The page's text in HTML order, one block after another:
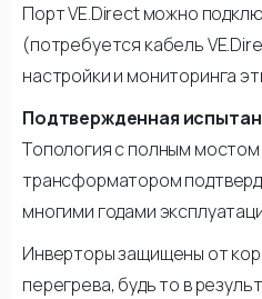
Порт VE.Direct можно
(потребуется кабель
настройки и мониторинга
Подтвержденная
Топология с полным
трансформатором
многими годами
Инверторы защищены от
перегрева, будь то в